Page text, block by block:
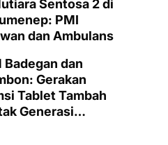
Sentosa 2 di
PMI
dan Ambulans
Badegan dan
Gerakan
Tablet Tambah
Generasi